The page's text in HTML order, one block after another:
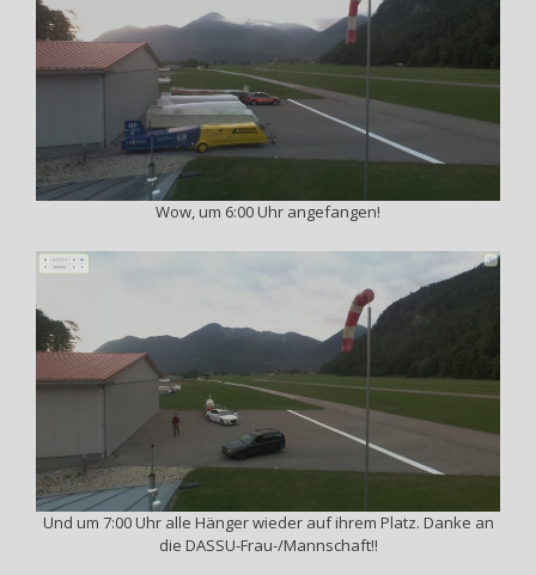
Wow, um 6:00 Uhr angefangen!
Und um 7:00 Uhr alle Hänger wieder auf ihrem Platz. Danke an
die DASSU-Frau-/Mannschaft!!